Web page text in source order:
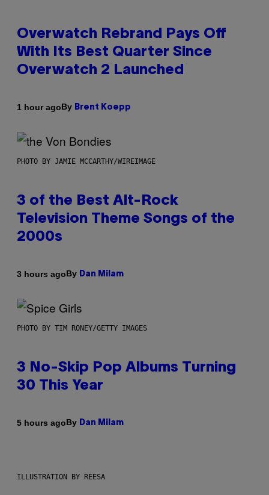
Overwatch Rebrand Pays Off
With Its Best Quarter Since
Overwatch 2 Launched
1 hour agoBy Brent Koepp
PHOTO BY JAMIE MCCARTHY/WIREIMAGE
3 of the Best Alt-Rock
Television Theme Songs of the
2000s
3 hours agoBy Dan Milam
PHOTO BY TIM RONEY/GETTY IMAGES
3 No-Skip Pop Albums Turning
30 This Year
5 hours agoBy Dan Milam
ILLUSTRATION BY REESA